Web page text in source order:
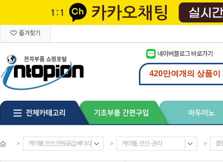
> 케이블,전선,전원공급,배터리 > 케이블, 전선 - 관리 > 클